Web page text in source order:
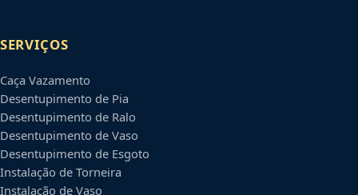
SERVIÇOS
Caça Vazamento
Desentupimento de Pia
Desentupimento de Ralo
Desentupimento de Vaso
Desentupimento de Esgoto
Instalação de Torneira
Instalação de Vaso